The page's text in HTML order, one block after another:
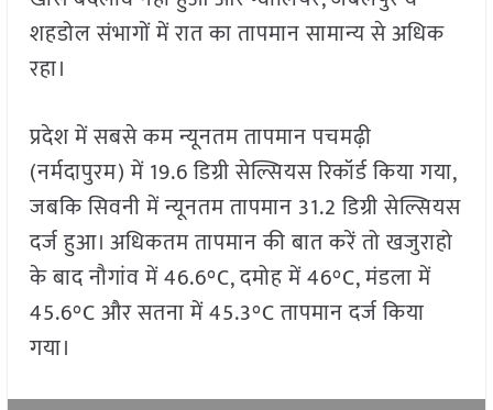
शहडोल संभागों में रात का तापमान सामान्य से अधिक
रहा।
प्रदेश में सबसे कम न्यूनतम तापमान पचमढ़ी
(नर्मदापुरम) में 19.6 डिग्री सेल्सियस रिकॉर्ड किया गया,
जबकि सिवनी में न्यूनतम तापमान 31.2 डिग्री सेल्सियस
दर्ज हुआ। अधिकतम तापमान की बात करें तो खजुराहो
के बाद नौगांव में 46.6°C, दमोह में 46°C, मंडला में
45.6°C और सतना में 45.3°C तापमान दर्ज किया
गया।